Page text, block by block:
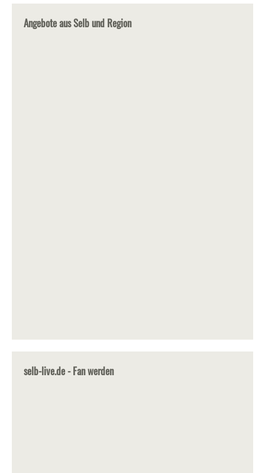
Angebote aus Selb und Region
selb-live.de - Fan werden